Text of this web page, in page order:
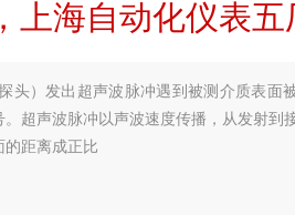
上海自动化仪表五
头）发出超声波脉冲遇到被测介质表面
超声波脉冲以声波速度传播，从发射到
距离成正比